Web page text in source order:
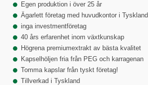
Egen produktion i över 25 år
Ägarlett företag med huvudkontor i Tyskland
inga investmentföretag
40 års erfarenhet inom växtkunskap
Högrena premiumextrakt av bästa kvalitet
Kapselhöljen fria från PEG och karragenan
Tomma kapslar från tyskt företag!
Tillverkad i Tyskland